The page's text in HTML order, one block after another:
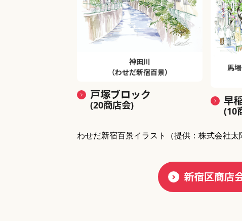
神田川
（わせだ新宿百景）
戸塚ブロック
(20商店会)
馬
早
(10
わせだ新宿百景イラスト （提供：株式会社太
新宿区商店